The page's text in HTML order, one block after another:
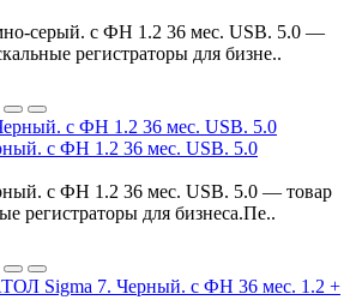
серый. с ФН 1.2 36 мес. USB. 5.0 —
регистраторы для бизне..
с ФН 1.2 36 мес. USB. 5.0
с ФН 1.2 36 мес. USB. 5.0 — товар
регистраторы для бизнеса.Пе..